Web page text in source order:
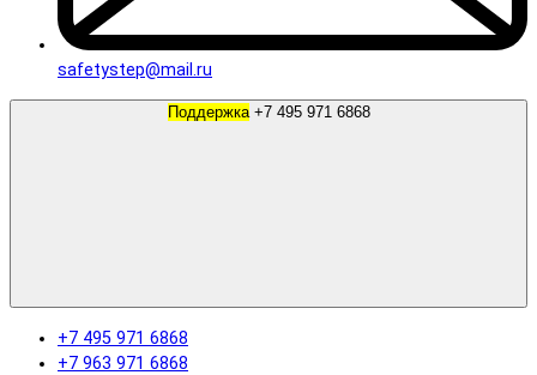
safetystep@mail.ru
Поддержка +7 495 971 6868
+7 495 971 6868
+7 963 971 6868